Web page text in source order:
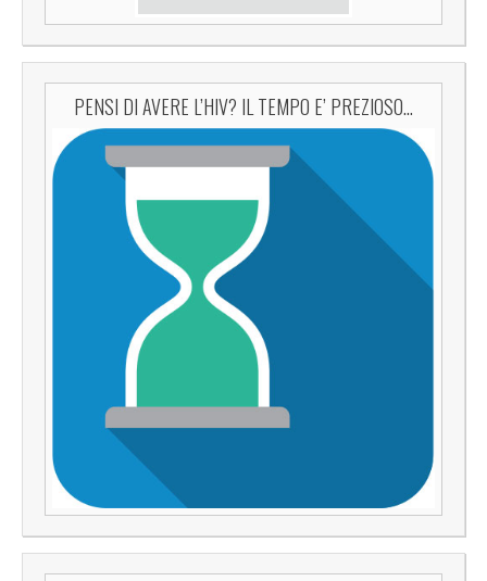
PENSI DI AVERE L’HIV? IL TEMPO E’ PREZIOSO…